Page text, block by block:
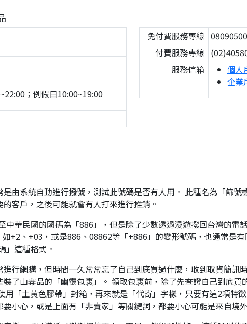
；例假日10:00~19:00
免付費服務專線
付費服務專線
服務信箱
個人
企業
由系統自動進行撥號，測試此號碼是否有人用。 此種名為「篩
客戶，之後可能就會有人打來進行推銷。
中華民國的國碼為「886」，但是除了少數透過漫遊撥回台灣的電
+2、+03，或是886、08862等「+886」的變形號碼，也通常是
」這種格式。
行網購，但時間一久常常忘了自己到底買過什麼，收到取貨簡訊
了山寨品的「幽靈包裹」。 領取包裹前，除了先查證自己到底
用「土黃色膠帶」封箱，再來就是「代寄」字樣，只要有這2項特
小心，或是上面有「非賣家」等關鍵詞，都要小心可能是來自境